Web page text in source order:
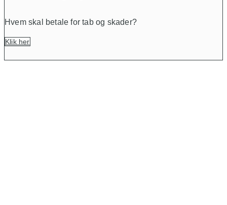
Hvem skal betale for tab og skader?
Klik her